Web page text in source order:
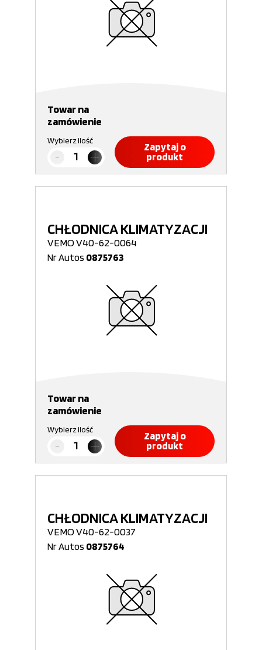
Towar na
zamówienie
Wybierz ilość
Zapytaj o
produkt
CHŁODNICA KLIMATYZACJI
VEMO V40-62-0064
Nr Autos 0875763
Towar na
zamówienie
Wybierz ilość
Zapytaj o
produkt
CHŁODNICA KLIMATYZACJI
VEMO V40-62-0037
Nr Autos 0875764